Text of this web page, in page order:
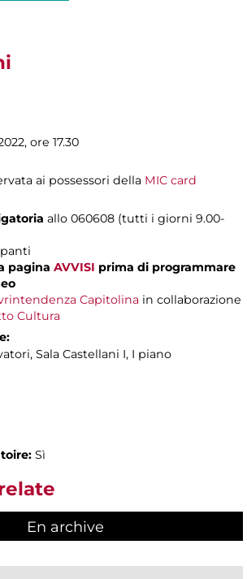
ore 17.30
ai possessori della MIC card
allo 060608 (tutti i giorni 9.00-
pagina AVVISI prima di programmare
Capitolina in collaborazione
Cultura
Sala Castellani I, I piano
Sì
En archive